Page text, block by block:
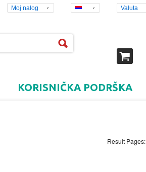
Moj nalog Valuta
KORISNIČKA PODRŠKA
Result Pages: